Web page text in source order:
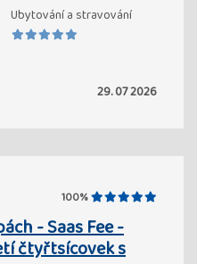
Ubytování a stravování
29. 07 2026
100%
- Saas Fee -
čtyřtsícovek s